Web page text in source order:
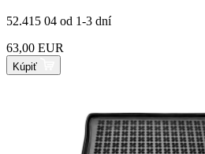
52.415 04 od 1-3 dní
63,00 EUR
Kúpiť